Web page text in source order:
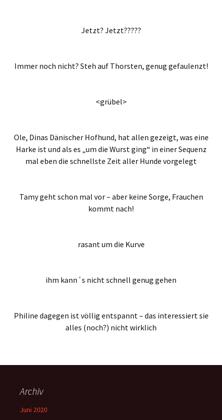
Jetzt? Jetzt?????
Immer noch nicht? Steh auf Thorsten, genug gefaulenzt!
<grübel>
Ole, Dinas Dänischer Hofhund, hat allen gezeigt, was eine
Harke ist und als es „um die Wurst ging“ in einer Sequenz
mal eben die schnellste Zeit aller Hunde vorgelegt
Tamy geht schon mal vor – aber keine Sorge, Frauchen
kommt nach!
rasant um die Kurve
ihm kann´s nicht schnell genug gehen
Philine dagegen ist völlig entspannt – das interessiert sie
alles (noch?) nicht wirklich
Archiv
Juni 2020